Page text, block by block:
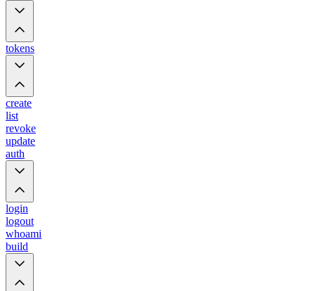
tokens
create
list
revoke
update
auth
login
logout
whoami
build